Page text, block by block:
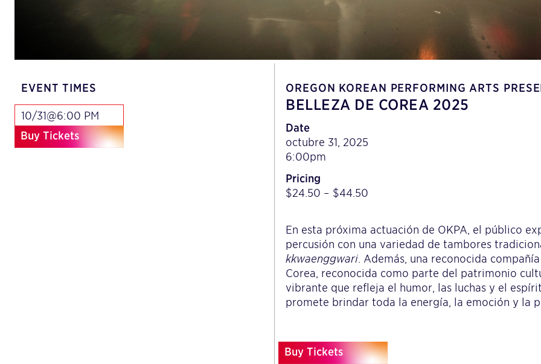
EVENT TIMES
10/31@6:00 PM
Buy Tickets
OREGON KOREAN PERFORMING ARTS
BELLEZA DE COREA 2025
Date
octubre 31, 2025
6:00pm
Pricing
$24.50 – $44.50
En esta próxima actuación de OKPA, el público
percusión con una variedad de tambores
kkwaenggwari . Además, una reconocida
Corea, reconocida como parte del patrimonio
vibrante que refleja el humor, las luchas y el
promete brindar toda la energía, la emoción y la
Buy Tickets